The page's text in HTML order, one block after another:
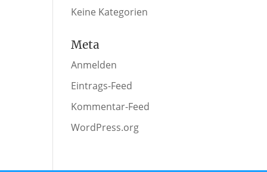
Keine Kategorien
Meta
Anmelden
Eintrags-Feed
Kommentar-Feed
WordPress.org